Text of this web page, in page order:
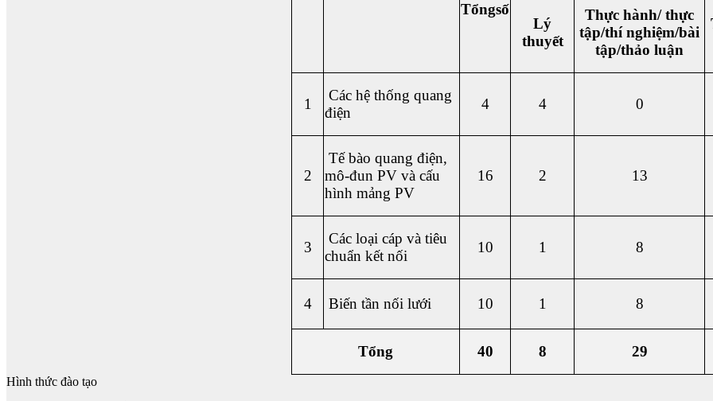
Tổngsố
Lý
thuyết
Thực hành/ thực
tập/thí nghiệm/bài
tập/thảo luận
1
Các hệ thống quang
điện
4 4 0
2
Tế bào quang điện,
mô-đun PV và cấu
hình mảng PV
16 2 13
3
Các loại cáp và tiêu
chuẩn kết nối
10 1 8
4 Biến tần nối lưới 10 1 8
Tổng 40 8 29
Hình thức đào tạo